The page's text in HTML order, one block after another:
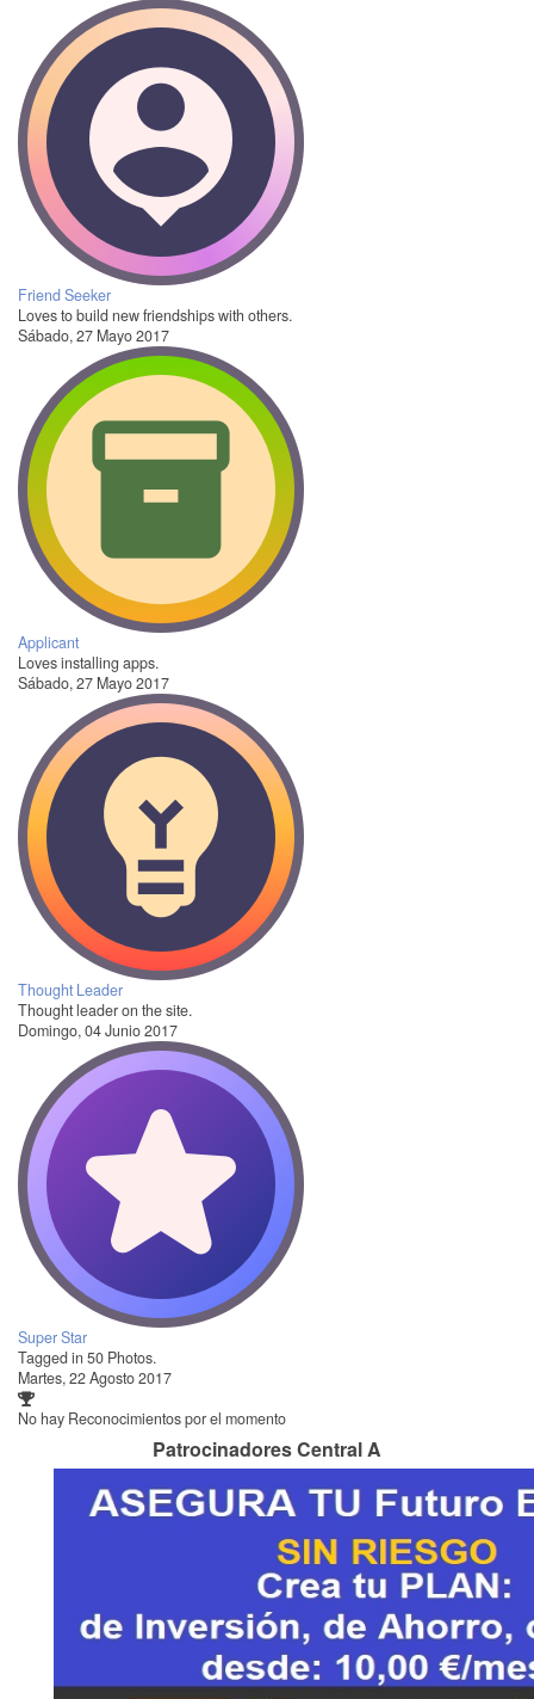
Friend Seeker
Loves to build new friendships with others.
Sábado, 27 Mayo 2017
Applicant
Loves installing apps.
Sábado, 27 Mayo 2017
Thought Leader
Thought leader on the site.
Domingo, 04 Junio 2017
Super Star
Tagged in 50 Photos.
Martes, 22 Agosto 2017
No hay Reconocimientos por el momento
Patrocinadores Central A